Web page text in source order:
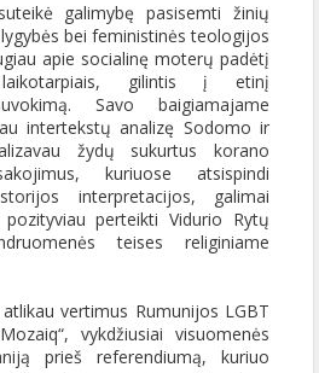
galimybę pasisemti žinių
bei feministinės teologijos
apie socialinę moterų padėtį
gilintis į etinį
Savo baigiamajame
intertekstų analizę Sodomo ir
žydų sukurtus korano
kuriuose atsispindi
interpretacijos, galimai
perteikti Vidurio Rytų
teises religiniame
vertimus Rumunijos LGBT
vykdžiusiai visuomenės
prieš referendiumą, kuriuo